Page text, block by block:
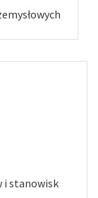
i stanowisk